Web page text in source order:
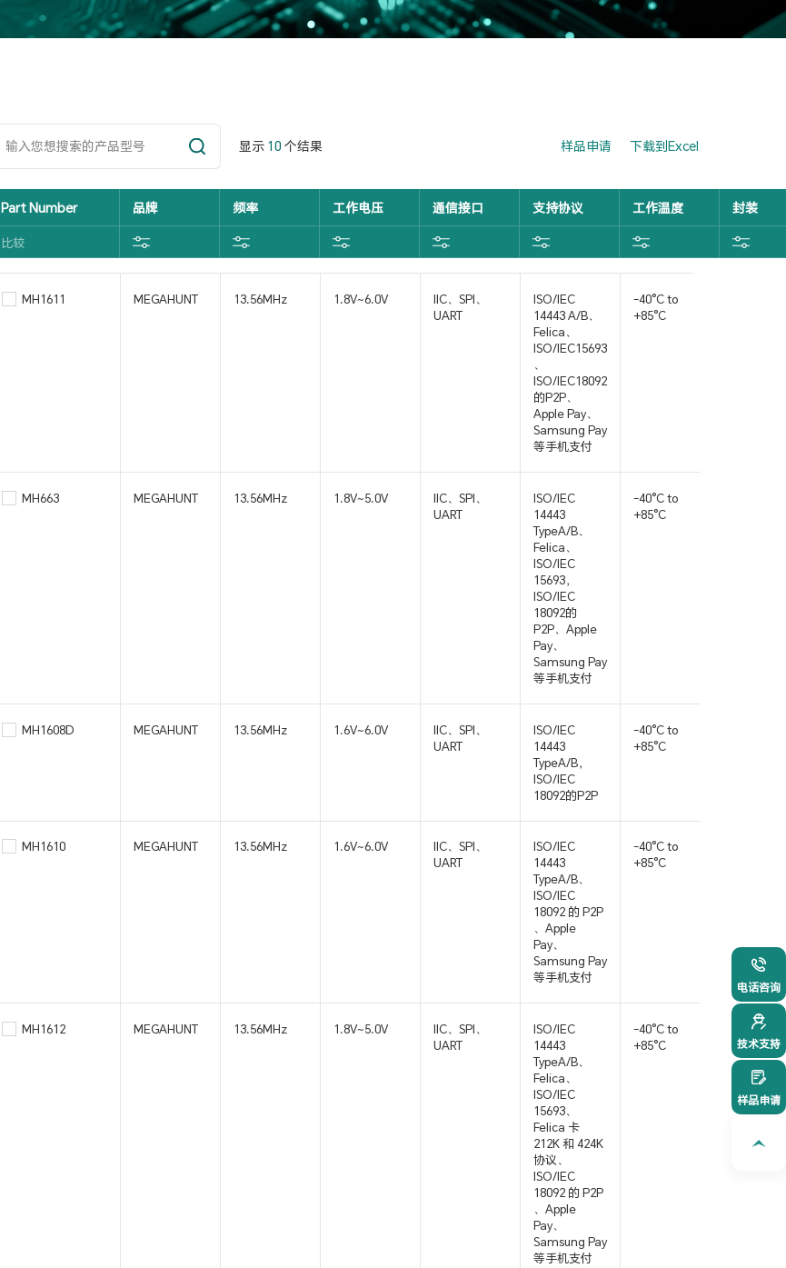
显示 10 个结果 样品申请 下载到Excel
Part Number 品牌 频率 工作电压 通信接口 支持协议 工作温度 封装
比较
MH1611 MEGAHUNT 13.56MHz 1.8V~6.0V
IIC、SPI、
UART
ISO/IEC
14443 A/B、
Felica、
ISO/IEC15693
、
ISO/IEC18092
的P2P、
Apple Pay、
Samsung Pay
等手机支付
-40°C to
+85°C
MH663 MEGAHUNT 13.56MHz 1.8V~5.0V
IIC、SPI、
UART
ISO/IEC
14443
TypeA/B、
Felica、
ISO/IEC
15693，
ISO/IEC
18092的
P2P、Apple
Pay、
Samsung Pay
等手机支付
-40°C to
+85°C
MH1608D MEGAHUNT 13.56MHz 1.6V~6.0V
IIC、SPI、
UART
ISO/IEC
14443
TypeA/B，
ISO/IEC
18092的P2P
-40°C to
+85°C
MH1610 MEGAHUNT 13.56MHz 1.6V~6.0V
IIC、SPI、
UART
ISO/IEC
14443
TypeA/B、
ISO/IEC
18092 的 P2P
、Apple
Pay、
Samsung Pay
等手机支付
-40°C to
+85°C
MH1612 MEGAHUNT 13.56MHz 1.8V~5.0V
IIC、SPI、
UART
ISO/IEC
14443
TypeA/B、
Felica、
ISO/IEC
15693、
Felica 卡
212K 和 424K
协议、
ISO/IEC
18092 的 P2P
、Apple
Pay、
Samsung Pay
等手机支付
-40°C to
+85°C
HVQFN32
电话咨询
021-
技术支持
样品申请